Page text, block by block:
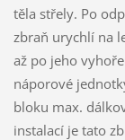
těla střely. Po
zbraň urychlí na
až po jeho
náporové
bloku max.
instalací je tato